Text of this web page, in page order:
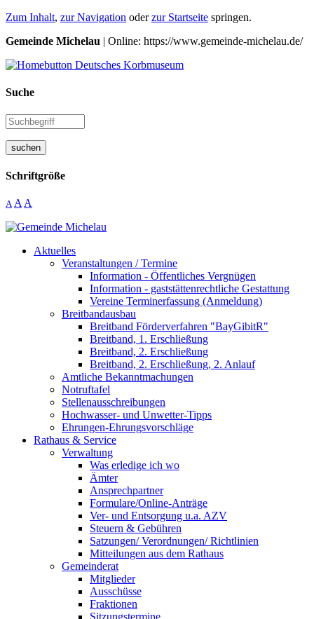
Zum Inhalt, zur Navigation oderzur Startseite springen.
Gemeinde Michelau | Online: https://www.gemeinde-michelau.de/
Suche
suchen
Schriftgröße
A A A
Aktuelles
Veranstaltungen / Termine
Information - Öffentliches Vergnügen
Information - gaststättenrechtliche Gestattung
Vereine Terminerfassung (Anmeldung)
Breitbandausbau
Breitband Förderverfahren "BayGibitR"
Breitband, 1. Erschließung
Breitband, 2. Erschließung
Breitband, 2. Erschließung, 2. Anlauf
Amtliche Bekanntmachungen
Notruftafel
Stellenausschreibungen
Hochwasser- und Unwetter-Tipps
Ehrungen-Ehrungsvorschläge
Rathaus & Service
Verwaltung
Was erledige ich wo
Ämter
Ansprechpartner
Formulare/Online-Anträge
Ver- und Entsorgung u.a. AZV
Steuern & Gebühren
Satzungen/ Verordnungen/ Richtlinien
Mitteilungen aus dem Rathaus
Gemeinderat
Mitglieder
Ausschüsse
Fraktionen
Sitzungstermine